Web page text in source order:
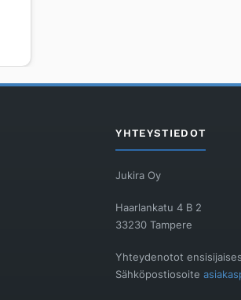
YHTEYSTIEDOT
Jukira Oy
Haarlankatu 4 B 2
33230 Tampere
Yhteydenotot
Sähköpostiosoite